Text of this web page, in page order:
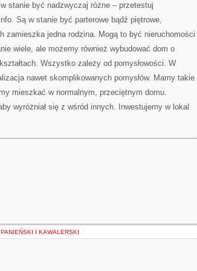
stanie być nadzwyczaj różne – przetestuj
Są w stanie być parterowe bądź piętrowe,
zamieszka jedna rodzina. Mogą to być nieruchomości
wiele, ale możemy również wybudować dom o
Wszystko zależy od pomysłowości. W
nawet skomplikowanych pomysłów. Mamy takie
mieszkać w normalnym, przeciętnym domu.
wyróżniał się z wśród innych. Inwestujemy w lokal
I KAWALERSKI